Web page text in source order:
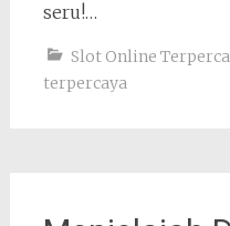
seru!…
Slot Online
terpercaya